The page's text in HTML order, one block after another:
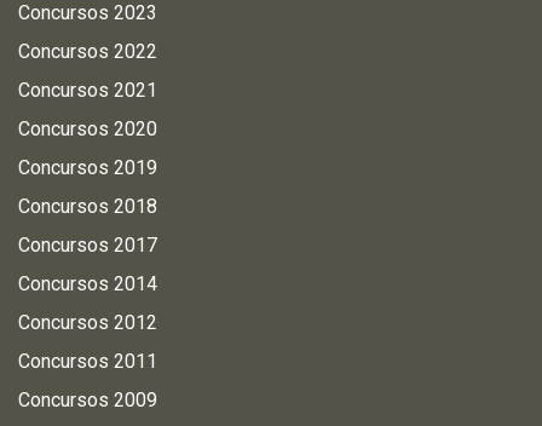
Concursos 2023
Concursos 2022
Concursos 2021
Concursos 2020
Concursos 2019
Concursos 2018
Concursos 2017
Concursos 2014
Concursos 2012
Concursos 2011
Concursos 2009